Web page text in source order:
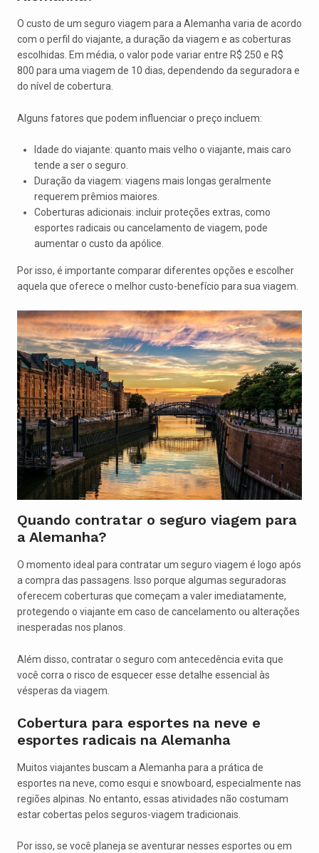
O custo de um seguro viagem para a Alemanha varia de acordo
com o perfil do viajante, a duração da viagem e as coberturas
escolhidas. Em média, o valor pode variar entre R$ 250 e R$
800 para uma viagem de 10 dias, dependendo da seguradora e
do nível de cobertura.
Alguns fatores que podem influenciar o preço incluem:
Idade do viajante: quanto mais velho o viajante, mais caro
tende a ser o seguro.
Duração da viagem: viagens mais longas geralmente
requerem prêmios maiores.
Coberturas adicionais: incluir proteções extras, como
esportes radicais ou cancelamento de viagem, pode
aumentar o custo da apólice.
Por isso, é importante comparar diferentes opções e escolher
aquela que oferece o melhor custo-benefício para sua viagem.
Quando contratar o seguro viagem para
a Alemanha?
O momento ideal para contratar um seguro viagem é logo após
a compra das passagens. Isso porque algumas seguradoras
oferecem coberturas que começam a valer imediatamente,
protegendo o viajante em caso de cancelamento ou alterações
inesperadas nos planos.
Além disso, contratar o seguro com antecedência evita que
você corra o risco de esquecer esse detalhe essencial às
vésperas da viagem.
Cobertura para esportes na neve e
esportes radicais na Alemanha
Muitos viajantes buscam a Alemanha para a prática de
esportes na neve, como esqui e snowboard, especialmente nas
regiões alpinas. No entanto, essas atividades não costumam
estar cobertas pelos seguros-viagem tradicionais.
Por isso, se você planeja se aventurar nesses esportes ou em